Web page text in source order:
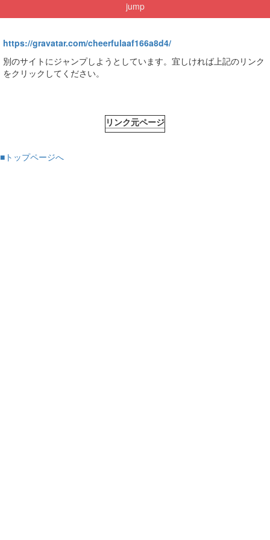
jump
https://gravatar.com/cheerfulaaf166a8d4/
別のサイトにジャンプしようとしています。宜しければ上記のリンク
をクリックしてください。
リンク元ページ
■トップページへ